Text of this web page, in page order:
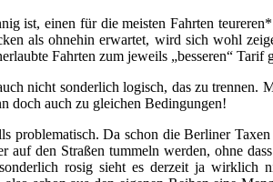
ist, einen für die meisten Fahrten
als ohnehin erwartet, wird sich wohl
Fahrten zum jeweils „besseren“
nicht sonderlich logisch, das zu trennen.
doch auch zu gleichen Bedingungen!
Da schon die Berliner
den Straßen tummeln werden, ohne
rosig sieht es derzeit ja wirklich